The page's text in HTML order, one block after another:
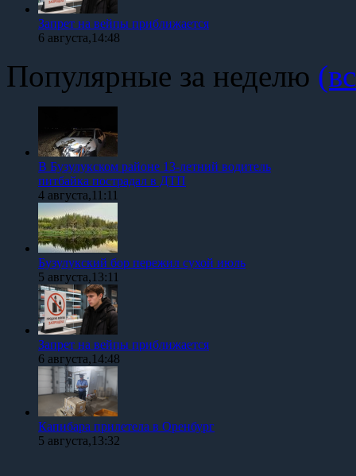
Запрет на вейпы приближается
6 августа,14:48
Популярные за неделю
В Бузулукском районе 13-летний водитель
питбайка пострадал в ДТП
4 августа,11:11
Бузулукский бор пережил сухой июль
5 августа,13:11
Запрет на вейпы приближается
6 августа,14:48
Капибара прилетела в Оренбург
5 августа,13:32